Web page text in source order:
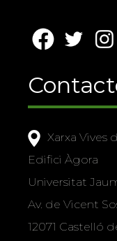
Xarxa Vives
Edifici Àgora
Universitat
Av. de Vicent
12071 Castelló